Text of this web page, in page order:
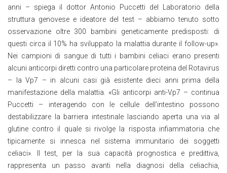
anni – spiega il dottor Antonio Puccetti del Laboratorio della
struttura genovese e ideatore del test – abbiamo tenuto sotto
osservazione oltre 300 bambini geneticamente predisposti: di
questi circa il 10% ha sviluppato la malattia durante il follow-up».
Nei campioni di sangue di tutti i bambini celiaci erano presenti
alcuni anticorpi diretti contro una particolare proteina del Rotavirus
– la Vp7 – in alcuni casi già esistente dieci anni prima della
manifestazione della malattia. «Gli anticorpi anti-Vp7 – continua
Puccetti – interagendo con le cellule dell’intestino possono
destabilizzare la barriera intestinale lasciando aperta una via al
glutine contro il quale si rivolge la risposta infiammatoria che
tipicamente si innesca nel sistema immunitario dei soggetti
celiaci». Il test, per la sua capacità prognostica e predittiva,
rappresenta un passo avanti nella diagnosi della celiachia,